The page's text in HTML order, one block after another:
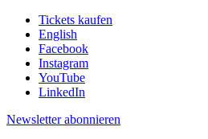
Tickets kaufen
English
Facebook
Instagram
YouTube
LinkedIn
Newsletter abonnieren